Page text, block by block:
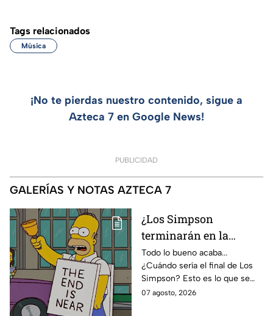
Tags relacionados
Música
¡No te pierdas nuestro contenido, sigue a
Azteca 7 en Google News!
PUBLICIDAD
GALERÍAS Y NOTAS AZTECA 7
¿Los Simpson
terminarán en la
temporada 40? Actriz
de Bart Simpson da
IMPACTANTE
declaración
Todo lo bueno acaba...
¿Cuándo sería el final de Los
Simpson? Esto es lo que se
sabe:
07 agosto, 2026